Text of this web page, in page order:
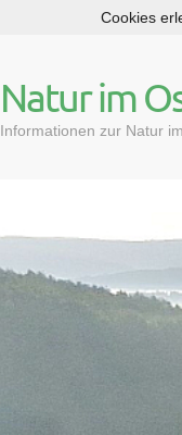
p
t
e
Natur im
Informationen zur Natur
Cookies